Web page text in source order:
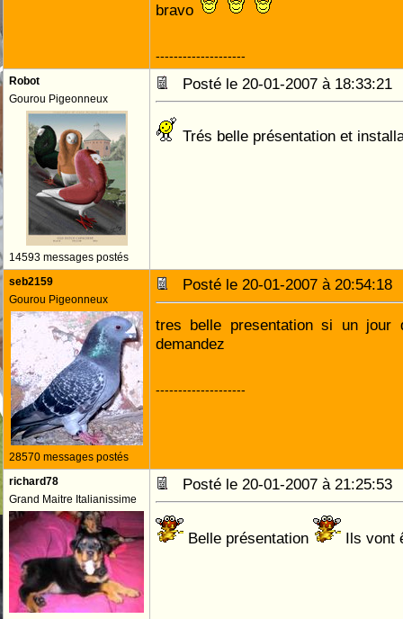
bravo
--------------------
Robot
Gourou Pigeonneux
14593 messages postés
Posté le 20-01-2007 à
Trés belle présentation et
seb2159
Gourou Pigeonneux
28570 messages postés
Posté le 20-01-2007 à
tres belle presentation si un jour
demandez
--------------------
richard78
Grand Maitre Italianissime
Posté le 20-01-2007 à
Belle présentation Ils vont